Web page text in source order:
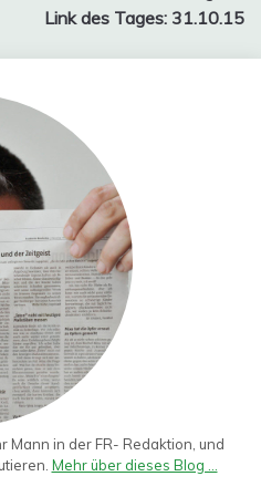
Link des Tages: 31.10.15
Mann in der FR- Redaktion, und
Mehr über dieses Blog ...